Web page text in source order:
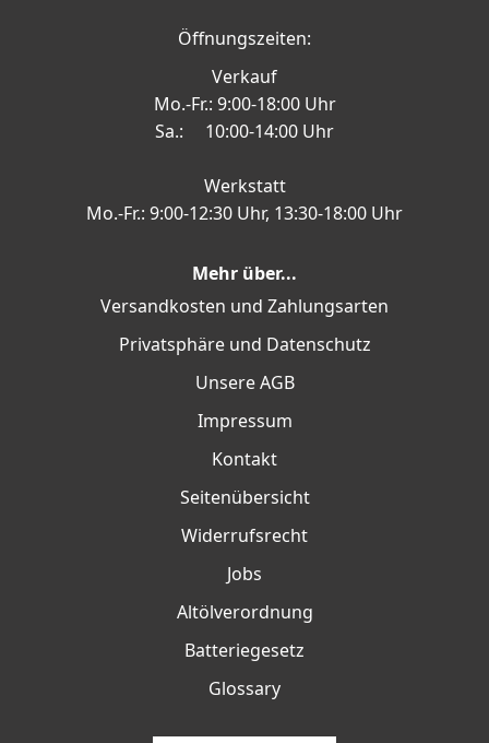
Öffnungszeiten:
Verkauf
Mo.-Fr.: 9:00-18:00 Uhr
Sa.: 10:00-14:00 Uhr
Werkstatt
Mo.-Fr.: 9:00-12:30 Uhr, 13:30-18:00 Uhr
Mehr über...
Versandkosten und Zahlungsarten
Privatsphäre und Datenschutz
Unsere AGB
Impressum
Kontakt
Seitenübersicht
Widerrufsrecht
Jobs
Altölverordnung
Batteriegesetz
Glossary